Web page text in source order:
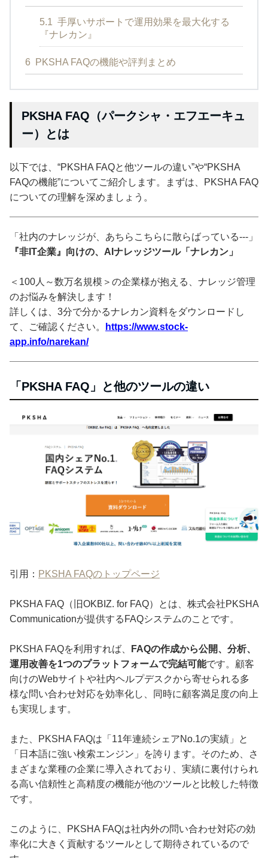
5.1 手厚いサポートで運用効果を最大化する
『ナレカン』
6 PKSHA FAQの機能や評判まとめ
PKSHA FAQ（パークシャ・エフエーキュ
ー）とは
以下では、“PKSHA FAQと他ツールの違い”や“PKSHA
FAQの機能”についてご紹介します。まずは、PKSHA FAQ
についての理解を深めましょう。
「社内のナレッジが、あちらこちらに散らばっている---」
『非IT企業』向けの、AIナレッジツール「ナレカン」
＜100人～数万名規模＞の企業様が抱える、ナレッジ管理
のお悩みを解決します！
詳しくは、3分で分かるナレカン資料をダウンロードし
て、ご確認ください。
https://www.stock-
app.info/narekan/
「PKSHA FAQ」と他のツールの違い
引用： PKSHA FAQのトップページ
PKSHA FAQ（旧OKBIZ. for FAQ）とは、株式会社PKSHA
Communicationが提供するFAQシステムのことです。
PKSHA FAQを利用すれば、
FAQの作成から公開、分析、
運用改善を1つのプラットフォームで完結可能です。顧客
向けのWebサイトや社内ヘルプデスクから寄せられる多
様な問い合わせ対応を効率化し、同時に顧客満足度の向上
も実現します。
また、PKSHA FAQは「11年連続シェアNo.1の実績」と
「日本語に強い検索エンジン」を誇ります。そのため、さ
まざまな業種の企業に導入されており、実績に裏付けられ
る高い信頼性と高精度の機能が他のツールと比較した特徴
です。
このように、PKSHA FAQは社内外の問い合わせ対応の効
率化に大きく貢献するツールとして期待されているので